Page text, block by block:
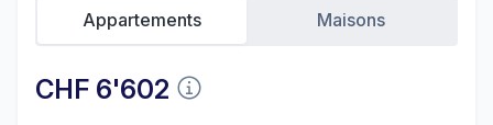
CHF 6'602
Appartements Maisons